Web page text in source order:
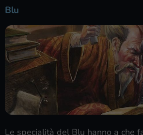
Blu
Le specialità del Blu hanno a che